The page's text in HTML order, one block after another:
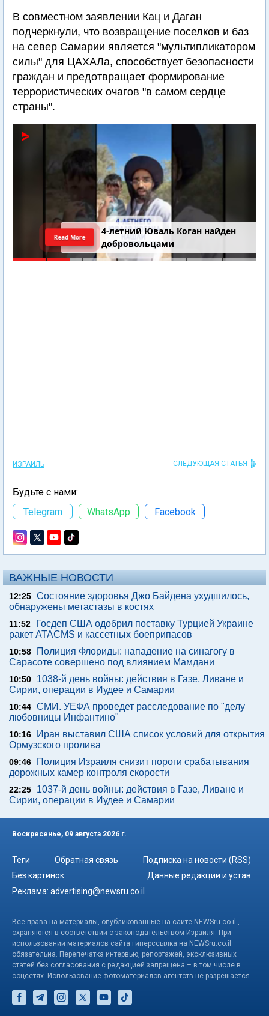
В совместном заявлении Кац и Даган
подчеркнули, что возвращение поселков и баз
на север Самарии является "мультипликатором
силы" для ЦАХАЛа, способствует безопасности
граждан и предотвращает формирование
террористических очагов "в самом сердце
страны".
4-летний Юваль Коган найден
добровольцами
Read More
ИЗРАИЛЬ СЛЕДУЮЩАЯ СТАТЬЯ
Будьте с нами:
Telegram
WhatsApp Facebook
ВАЖНЫЕ НОВОСТИ
12:25 Состояние здоровья Джо Байдена ухудшилось,
обнаружены метастазы в костях
11:52
Госдеп США одобрил поставку Турцией Украине
ракет ATACMS и кассетных боеприпасов
10:58
Полиция Флориды: нападение на синагогу в
Сарасоте совершено под влиянием Мамдани
10:50
1038-й день войны: действия в Газе, Ливане и
Сирии, операции в Иудее и Самарии
10:44 СМИ. УЕФА проведет расследование по "делу
любовницы Инфантино"
10:16
Иран выставил США список условий для открытия
Ормузского пролива
09:46
Полиция Израиля снизит пороги срабатывания
дорожных камер контроля скорости
22:25
1037-й день войны: действия в Газе, Ливане и
Сирии, операции в Иудее и Самарии
Воскресенье, 09 августа 2026 г.
Теги Обратная связь
Подписка на новости (RSS)
Без картинок
Данные редакции и устав
Реклама: advertising@newsru.co.il
Все права на материалы, опубликованные на сайте NEWSru.co.il ,
охраняются в соответствии с законодательством Израиля. При
использовании материалов сайта гиперссылка на NEWSru.co.il
обязательна. Перепечатка интервью, репортажей, эксклюзивных
статей без согласования с редакцией запрещена – в том числе в
соцсетях. Использование фотоматериалов агентств не разрешается.